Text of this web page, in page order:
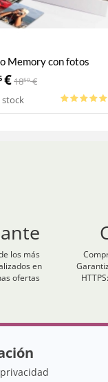
Memory con fotos
€1850 €
stock
los más
en
ofertas